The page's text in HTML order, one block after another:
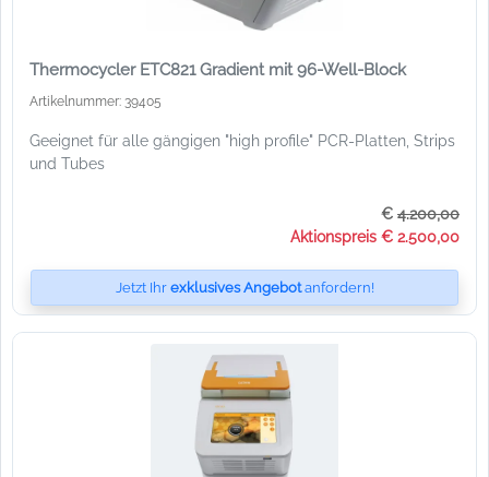
Thermocycler ETC821 Gradient mit 96-Well-Block
Artikelnummer: 39405
Geeignet für alle gängigen "high profile" PCR-Platten, Strips
und Tubes
€ 4.200,00
Aktionspreis € 2.500,00
Jetzt Ihr exklusives Angebotanfordern!